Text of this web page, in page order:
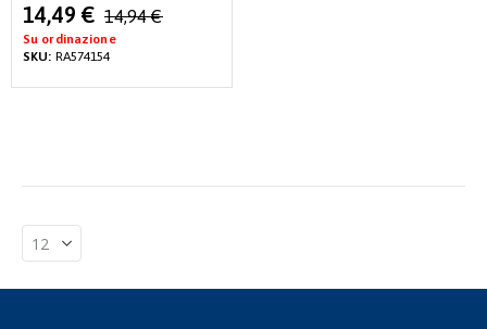
Special
Price
14,49 € 14,94 €
Su ordinazione
SKU: RA574154